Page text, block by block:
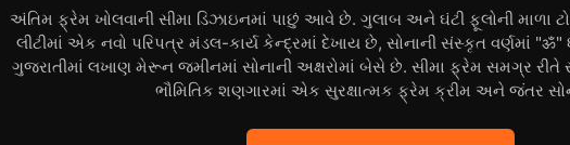
અંતિમ ફ્રેમ ખોલવાની સીમા ડિઝાઇનમાં પાછું આવે છે. ગુલાબ અને ઘંટી ફૂલોની માળા
લીટીમાં એક નવો પરિપત્ર મંડલ-કાર્ય કેન્દ્રમાં દેખાય છે, સોનાની સંસ્કૃત વર્ણમાં
ગુજરાતીમાં લખાણ મેરૂન જમીનમાં સોનાની અક્ષરોમાં બેસે છે. સીમા ફ્રેમ સમગ્ર
ભૌમિતિક શણગારમાં એક સુરક્ષાત્મક ફ્રેમ ક્રીમ અને જંતર